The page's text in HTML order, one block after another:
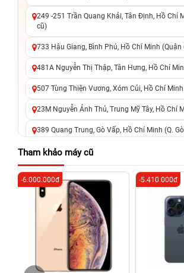
249 -251 Trần Quang Khải, Tân Định, Hồ Chí
cũ)
733 Hậu Giang, Bình Phú, Hồ Chí Minh (Quận
481A Nguyễn Thị Thập, Tân Hưng, Hồ Chí
507 Tùng Thiện Vương, Xóm Củi, Hồ Chí
23M Nguyễn Ảnh Thủ, Trung Mỹ Tây, Hồ Chí
389 Quang Trung, Gò Vấp, Hồ Chí Minh (Q.
625 - 625A Âu Cơ, Tân Phú, Hồ Chí Minh
326 Lê Văn Việt, Tăng Nhơn Phú, Hồ Chí Minh
Đức cũ)
256 Võ Văn Ngân, Thủ Đức, Hồ Chí Minh (Bình
Đức Cũ)
70 Nguyễn An Ninh, Dĩ An, Hồ Chí Minh (Bình
24h Vũng Tàu: 162A Ba Cu, Vũng Tàu, Hồ Chí
Tàu cũ)
Tham khảo máy cũ
-6.000.000đ -5.410.000đ